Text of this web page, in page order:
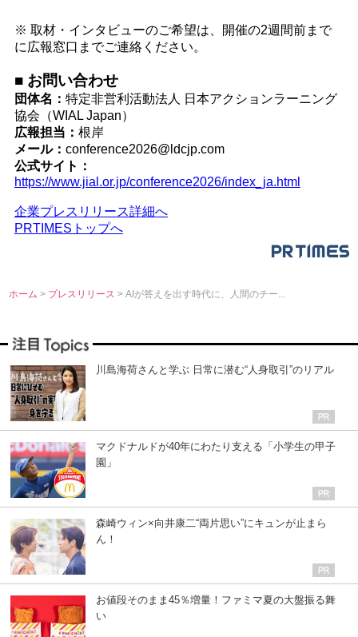
※ 取材・インタビューのご希望は、開催の2週間前まで
に広報窓口までご連絡ください。
■ お問い合わせ
団体名： 特定非営利活動法人 日本アクションラーニング
協会（WIAL Japan）
広報担当： 根岸
メール： conference2026@ldcjp.com
公式サイト：
https://www.jial.or.jp/conference2026/index_ja.html
企業プレスリリース詳細へ
PRTIMESトップへ
ホーム > プレスリリース> AIが答えを出す時代に、人間のチー...
川島海荷さんと学ぶ 日常に潜む“人身取引”のリアル
マクドナルドが40年にわたり支える「小学生の甲子
園」
森崎ウィン×向井康二“両片思い”にキュンが止まら
ん！
お値段そのまま45％増量！ファミマ夏の大盤振る舞
い